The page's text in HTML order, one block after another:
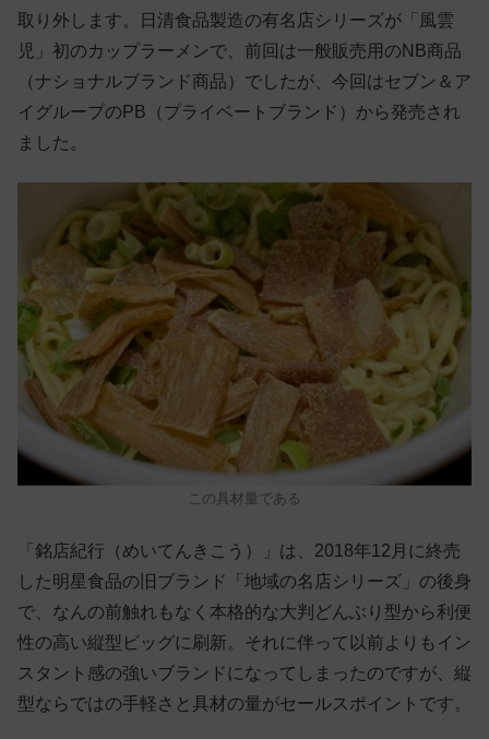
取り外します。日清食品製造の有名店シリーズが「風雲
児」初のカップラーメンで、前回は一般販売用のNB商品
（ナショナルブランド商品）でしたが、今回はセブン＆ア
イグループのPB（プライベートブランド）から発売され
ました。
この具材量である
「銘店紀行（めいてんきこう）」は、2018年12月に終売
した明星食品の旧ブランド「地域の名店シリーズ」の後身
で、なんの前触れもなく本格的な大判どんぶり型から利便
性の高い縦型ビッグに刷新。それに伴って以前よりもイン
スタント感の強いブランドになってしまったのですが、縦
型ならではの手軽さと具材の量がセールスポイントです。